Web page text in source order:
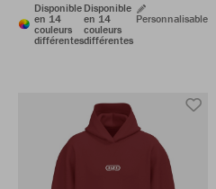
Disponible
en 14
couleurs
différentes
Disponible
en 14
couleurs
différentes
Personnalisable